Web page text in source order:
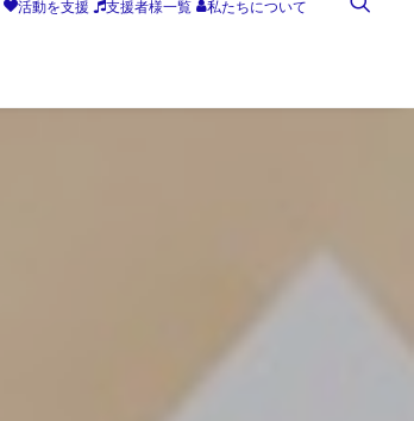
活動を支援 支援者様一覧 私たちについて